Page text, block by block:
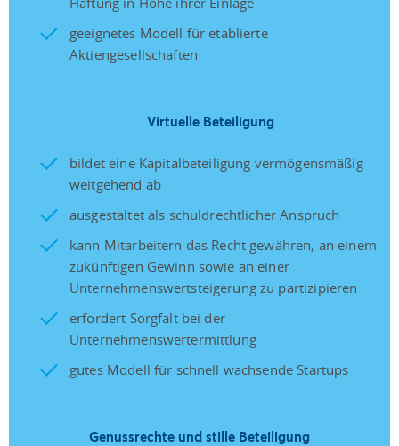
geeignetes Modell für etablierte
Aktiengesellschaften
Virtuelle Beteiligung
bildet eine Kapitalbeteiligung vermögensmäßig
weitgehend ab
ausgestaltet als schuldrechtlicher Anspruch
kann Mitarbeitern das Recht gewähren, an einem
zukünftigen Gewinn sowie an einer
Unternehmenswertsteigerung zu partizipieren
erfordert Sorgfalt bei der
Unternehmenswertermittlung
gutes Modell für schnell wachsende Startups
Genussrechte und stille Beteiligung